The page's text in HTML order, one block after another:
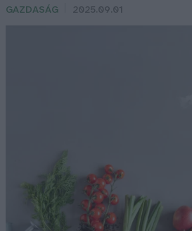
GAZDASÁG 2025.09.01